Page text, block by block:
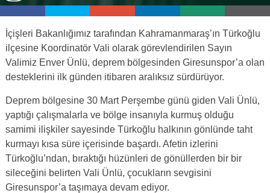
İçişleri Bakanlığımız tarafından Kahramanmaraş’ın Türkoğlu
ilçesine Koordinatör Vali olarak görevlendirilen Sayın
Valimiz Enver Ünlü, deprem bölgesinden Giresunspor’a olan
desteklerini ilk günden itibaren aralıksız sürdürüyor.
Deprem bölgesine 30 Mart Perşembe günü giden Vali Ünlü,
yaptığı çalışmalarla ve bölge insanıyla kurmuş olduğu
samimi ilişkiler sayesinde Türkoğlu halkının gönlünde taht
kurmayı kısa süre içerisinde başardı. Afetin izlerini
Türkoğlu’ndan, bıraktığı hüzünleri de gönüllerden bir bir
sileceğini belirten Vali Ünlü, çocukların sevgisini
Giresunspor’a taşımaya devam ediyor.